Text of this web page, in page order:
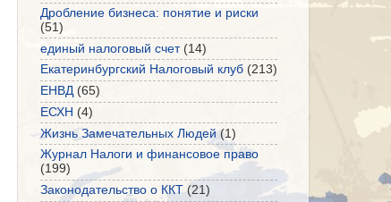
Дробление бизнеса: понятие и риски
(51)
единый налоговый счет (14)
Екатеринбургский Налоговый клуб (213)
ЕНВД (65)
ЕСХН (4)
Жизнь Замечательных Людей (1)
Журнал Налоги и финансовое право
(199)
Законодательство о ККТ (21)